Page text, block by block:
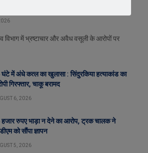
पर जताया आक्रोश
विभाग में भ्रष्टाचार और अवैध वसूली के आरोपों पर
में अंधे कत्ल का खुलासा : सिंदुरकिया हत्याकांड का
गिरफ्तार, चाकू बरामद
6, 2026
रुपए भाड़ा न देने का आरोप, ट्रक चालक ने
को सौंपा ज्ञापन
5, 2026